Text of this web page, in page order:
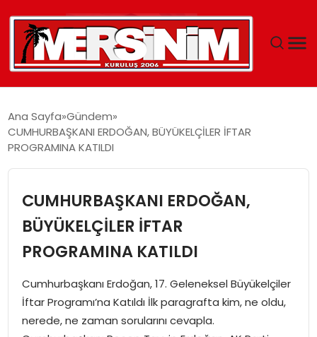
YAŞAM
SAĞLIK
EĞITIM
SPOR
EKONOMI
Ana Sayfa Gündem
CUMHURBAŞKANI ERDOĞAN, BÜYÜKELÇİLER İFTAR
PROGRAMINA KATILDI
CUMHURBAŞKANI ERDOĞAN,
BÜYÜKELÇİLER İFTAR
PROGRAMINA KATILDI
Cumhurbaşkanı Erdoğan, 17. Geleneksel Büyükelçiler
İftar Programı’na Katıldı İlk paragrafta kim, ne oldu,
nerede, ne zaman sorularını cevapla.